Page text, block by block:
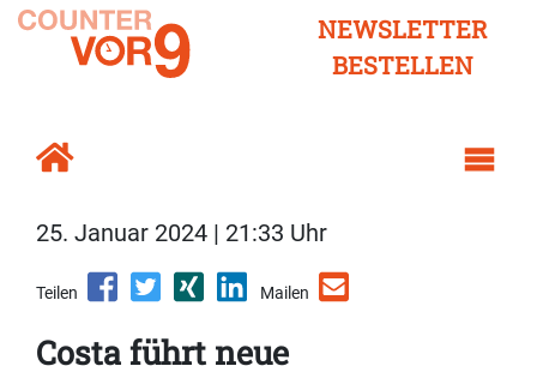
NEWSLETTER
BESTELLEN
25. Januar 2024 | 21:33 Uhr
Teilen Mailen
Costa führt neue